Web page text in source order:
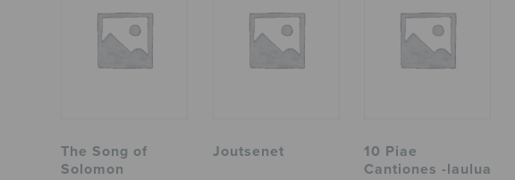
The Song of
Solomon
Joutsenet
10 Piae
Cantiones -laulua